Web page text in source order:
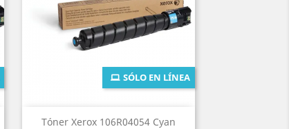
Tóner Xerox 106R04054 Cyan
SÓLO EN LÍNEA
Vista rápida